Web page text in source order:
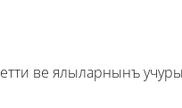
ве ялыларнынъ